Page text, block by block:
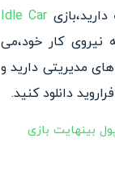
Idle Car
کار خود،می‌
مدیریتی دارید و
دانلود کنید.
بینهایت بازی